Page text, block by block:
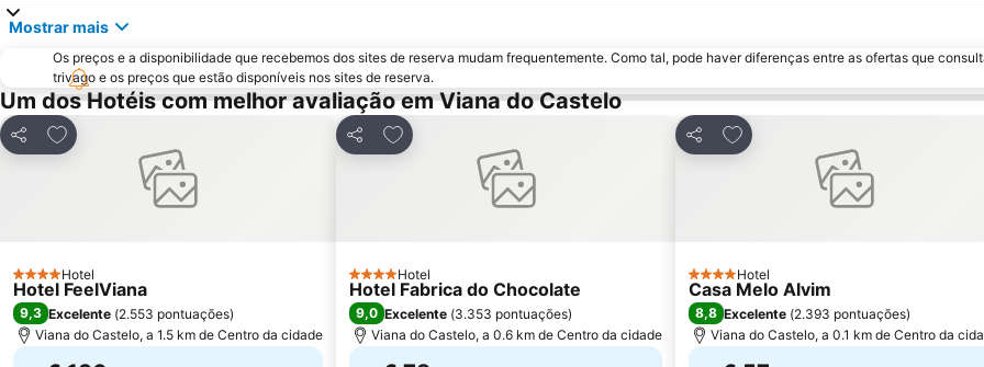
Mostrar mais
Os preços e a disponibilidade que recebemos dos sites de reserva mudam frequentemente. Como tal, pode haver diferenças entre as ofertas que
trivago e os preços que estão disponíveis nos sites de reserva.
Um dos Hotéis com melhor avaliação em Viana do Castelo
Partilhar
Adicionar aos favoritos
4 Estrelas
Hotel
Hotel FeelViana
9,3 Excelente (2.553 pontuações)
Viana do Castelo, a 1.5 km de Centro da cidade
Partilhar
Adicionar aos favoritos
4 Estrelas
Hotel
Hotel Fabrica do Chocolate
9,0 Excelente (3.353 pontuações)
Viana do Castelo, a 0.6 km de Centro da cidade
Partilhar
Adicionar aos favoritos
4 Estrelas
Hotel
Casa Melo Alvim
8,8 Excelente (2.393 pontuações)
Viana do Castelo, a 0.1 km de Centro da